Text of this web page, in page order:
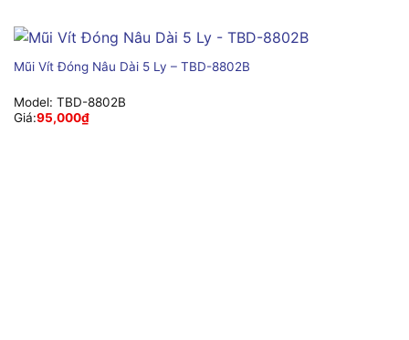
Mũi Vít Đóng Nâu Dài 5 Ly – TBD-8802B
Model: TBD-8802B
Giá:95,000₫